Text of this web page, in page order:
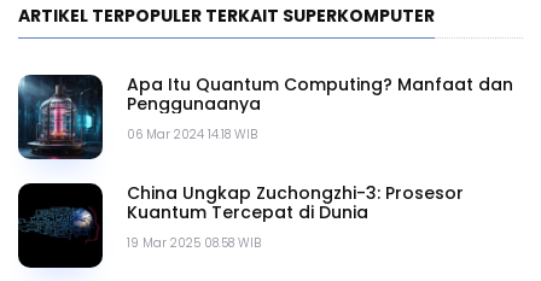
ARTIKEL TERPOPULER TERKAIT SUPERKOMPUTER
06 Mar 2024 14.18 WIB
Apa Itu Quantum Computing? Manfaat dan
Penggunaanya
19 Mar 2025 08.58 WIB
China Ungkap Zuchongzhi-3: Prosesor
Kuantum Tercepat di Dunia